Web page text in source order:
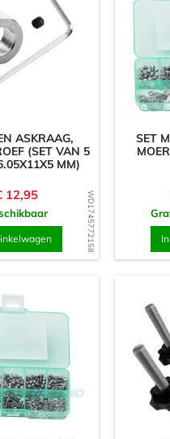
WD1745772158
ASKRAAG,
(SET VAN 5
MM)
12,95
SET